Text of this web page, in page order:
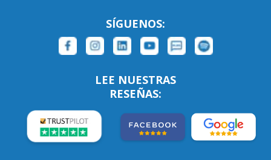
SÍGUENOS:
LEE NUESTRAS
RESEÑAS: